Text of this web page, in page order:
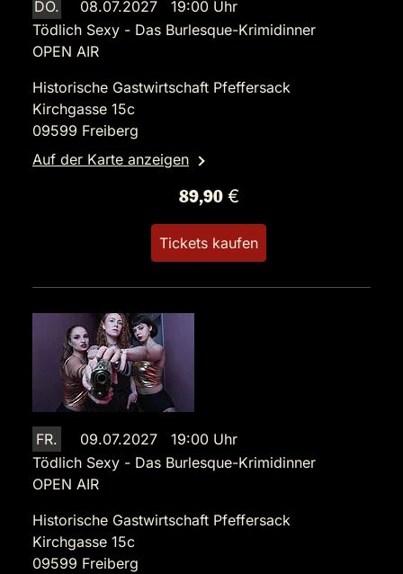
DO.
08.07.2027 19:00 Uhr
Tödlich Sexy - Das Burlesque-Krimidinner
OPEN AIR
Historische Gastwirtschaft Pfeffersack
Kirchgasse 15c
09599 Freiberg
Auf der Karte anzeigen
89,90 €
Tickets kaufen
FR.
09.07.2027 19:00 Uhr
Tödlich Sexy - Das Burlesque-Krimidinner
OPEN AIR
Historische Gastwirtschaft Pfeffersack
Kirchgasse 15c
09599 Freiberg